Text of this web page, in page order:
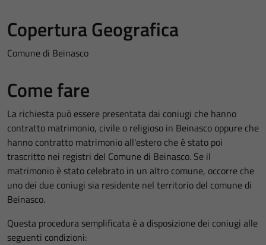
Copertura Geografica
Comune di Beinasco
Come fare
La richiesta può essere presentata dai coniugi che hanno
contratto matrimonio, civile o religioso in Beinasco oppure che
hanno contratto matrimonio all'estero che è stato poi
trascritto nei registri del Comune di Beinasco. Se il
matrimonio è stato celebrato in un altro comune, occorre che
uno dei due coniugi sia residente nel territorio del comune di
Beinasco.
Questa procedura semplificata è a disposizione dei coniugi alle
seguenti condizioni: